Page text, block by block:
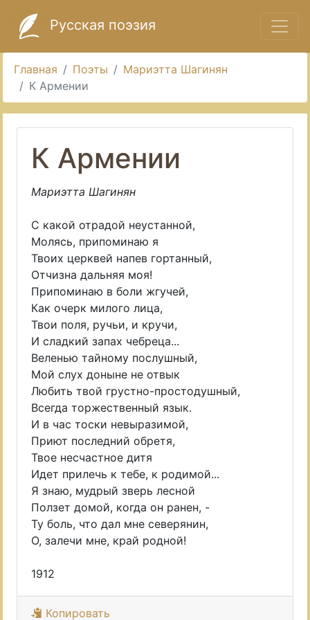
Русская поэзия
Главная Поэты
Мариэтта Шагинян
К Армении
К Армении
Мариэтта Шагинян
С какой отрадой неустанной,
Молясь, припоминаю я
Твоих церквей напев гортанный,
Отчизна дальняя моя!
Припоминаю в боли жгучей,
Как очерк милого лица,
Твои поля, ручьи, и кручи,
И сладкий запах чебреца...
Веленью тайному послушный,
Мой слух доныне не отвык
Любить твой грустно-простодушный,
Всегда торжественный язык.
И в час тоски невыразимой,
Приют последний обретя,
Твое несчастное дитя
Идет прилечь к тебе, к родимой...
Я знаю, мудрый зверь лесной
Ползет домой, когда он ранен, -
Ту боль, что дал мне северянин,
О, залечи мне, край родной!
1912
Копировать